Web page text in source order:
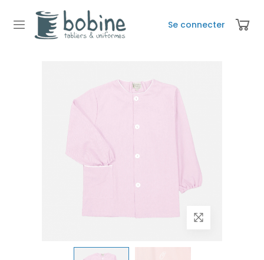
Se connecter